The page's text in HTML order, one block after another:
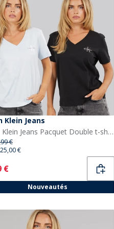
Klein Jeans
Calvin Klein Jeans Pacquet Double t-shirts Monologo col en V Femme Plein Air/Noir
€
25,00 €
€
Nouveautés